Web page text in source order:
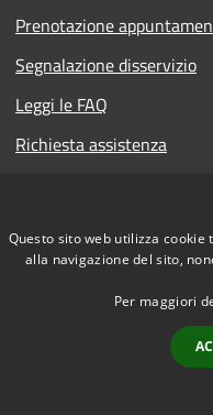
Prenotazione
Segnalazione disservizio
Leggi le FAQ
Richiesta assistenza
Questo sito web utilizza
alla navigazione del sito,
Per maggiori